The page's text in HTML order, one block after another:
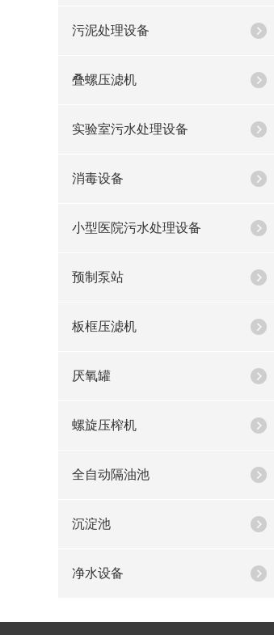
污泥处理设备
叠螺压滤机
实验室污水处理设备
消毒设备
小型医院污水处理设备
预制泵站
板框压滤机
厌氧罐
螺旋压榨机
全自动隔油池
沉淀池
净水设备